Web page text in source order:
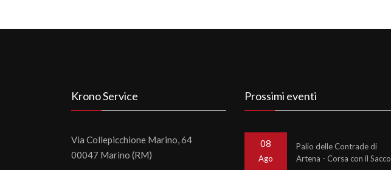
Krono Service
Via Collepicchione Marino, 64
00047 Marino (RM)
Prossimi eventi
08
Ago
Palio delle Contrade di
Artena - Corsa con il Sacco